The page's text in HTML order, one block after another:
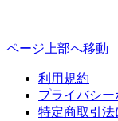
ページ上部へ移動
利用規約
プライバシー
特定商取引